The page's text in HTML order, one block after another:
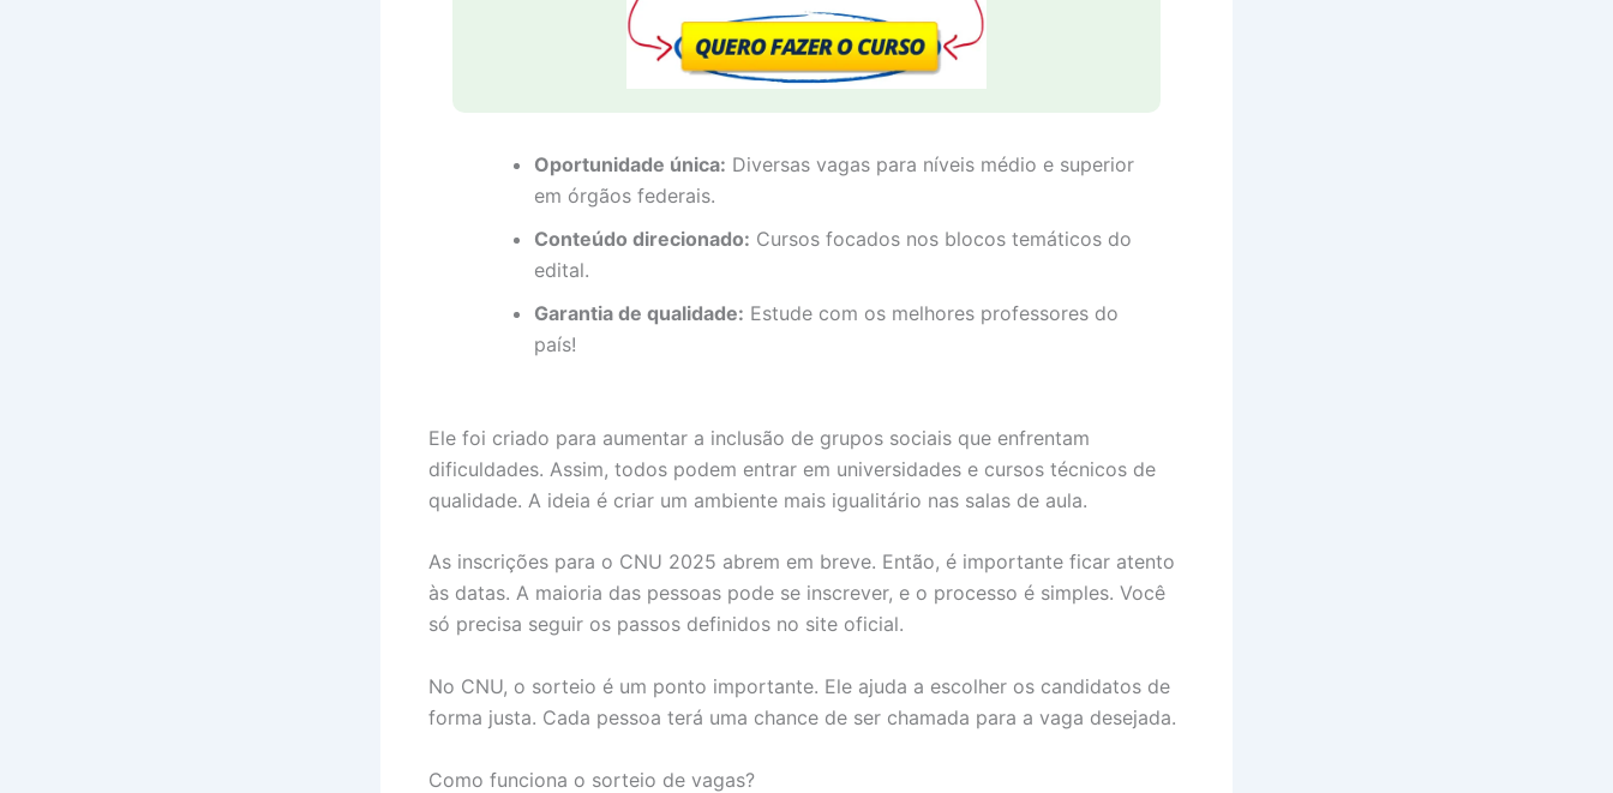
Oportunidade única: Diversas vagas para níveis médio e superior
em órgãos federais.
Conteúdo direcionado: Cursos focados nos blocos temáticos do
edital.
Garantia de qualidade: Estude com os melhores professores do
país!
Ele foi criado para aumentar a inclusão de grupos sociais que enfrentam
dificuldades. Assim, todos podem entrar em universidades e cursos técnicos de
qualidade. A ideia é criar um ambiente mais igualitário nas salas de aula.
As inscrições para o CNU 2025 abrem em breve. Então, é importante ficar atento
às datas. A maioria das pessoas pode se inscrever, e o processo é simples. Você
só precisa seguir os passos definidos no site oficial.
No CNU, o sorteio é um ponto importante. Ele ajuda a escolher os candidatos de
forma justa. Cada pessoa terá uma chance de ser chamada para a vaga desejada.
Como funciona o sorteio de vagas?